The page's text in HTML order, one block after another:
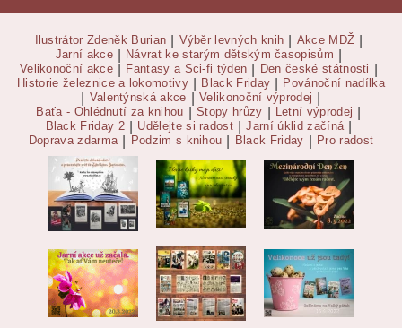
Ilustrátor Zdeněk Burian Výběr levných knih Akce MDŽ
Jarní akce Návrat ke starým dětským časopisům
Velikonoční akce Fantasy a Sci-fi týden Den české státnosti
Historie železnice a lokomotivy Black Friday Povánoční nadílka
Valentýnská akce Velikonoční výprodej
Baťa - Ohlédnutí za knihou Stopy hrůzy Letní výprodej
Black Friday 2 Udělejte si radost Jarní úklid začíná
Doprava zdarma Podzim s knihou Black Friday Pro radost